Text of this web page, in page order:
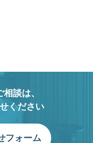
談は、
ください
フォーム